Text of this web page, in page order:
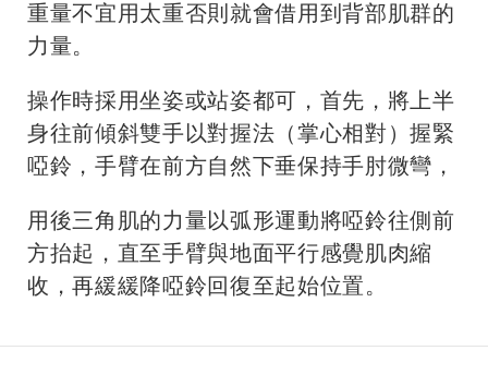
重量不宜用太重否則就會借用到背部肌群的
力量。
操作時採用坐姿或站姿都可，首先，將上半
身往前傾斜雙手以對握法（掌心相對）握緊
啞鈴， 手臂在前方自然下垂保持手肘微彎，
用後三角肌的力量以弧形運動將啞鈴往側前
方抬起，直至手臂與地面平行感覺肌肉縮
收，再緩緩降啞鈴回復至起始位置。